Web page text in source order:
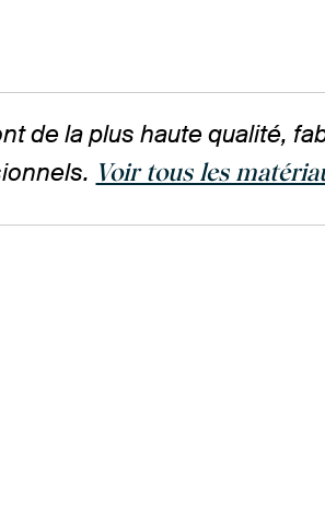
de la plus haute qualité,
Voir tous les